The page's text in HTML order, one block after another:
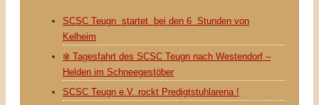
SCSC Teugn startet bei den 6 Stunden von
Kelheim
❄️ Tagesfahrt des SCSC Teugn nach Westendorf –
Helden im Schneegestöber
SCSC Teugn e.V. rockt Predigtstuhlarena !